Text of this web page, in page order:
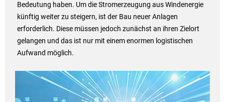
Bedeutung haben. Um die Stromerzeugung aus Windenergie
künftig weiter zu steigern, ist der Bau neuer Anlagen
erforderlich. Diese müssen jedoch zunächst an ihren Zielort
gelangen und das ist nur mit einem enormen logistischen
Aufwand möglich.